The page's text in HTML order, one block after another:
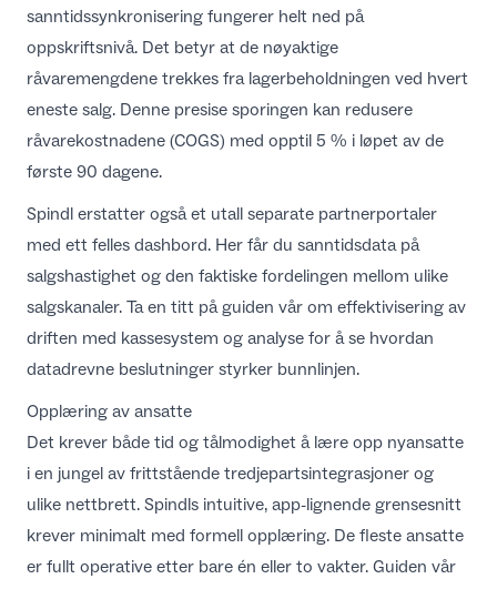
sanntidssynkronisering fungerer helt ned på
oppskriftsnivå. Det betyr at de nøyaktige
råvaremengdene trekkes fra lagerbeholdningen ved hvert
eneste salg. Denne presise sporingen kan redusere
råvarekostnadene (COGS) med opptil 5 % i løpet av de
første 90 dagene.
Spindl erstatter også et utall separate partnerportaler
med ett felles dashbord. Her får du sanntidsdata på
salgshastighet og den faktiske fordelingen mellom ulike
salgskanaler. Ta en titt på guiden vår om effektivisering av
driften med kassesystem og analyse for å se hvordan
datadrevne beslutninger styrker bunnlinjen.
Opplæring av ansatte
Det krever både tid og tålmodighet å lære opp nyansatte
i en jungel av frittstående tredjepartsintegrasjoner og
ulike nettbrett. Spindls intuitive, app-lignende grensesnitt
krever minimalt med formell opplæring. De fleste ansatte
er fullt operative etter bare én eller to vakter. Guiden vår